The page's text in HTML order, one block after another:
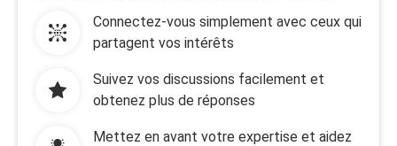
Connectez-vous simplement avec ceux qui
partagent vos intérêts
Suivez vos discussions facilement et
obtenez plus de réponses
Mettez en avant votre expertise et aidez